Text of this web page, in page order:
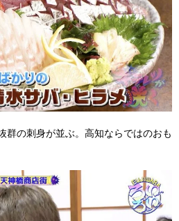
群の刺身が並ぶ。高知ならではのおも